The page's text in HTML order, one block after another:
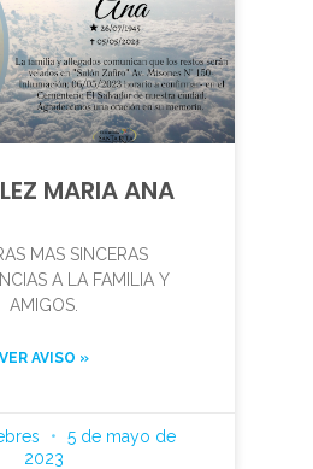
MARIA ANA
MAS SINCERAS
A LA FAMILIA Y
AMIGOS.
VER AVISO »
5 de mayo de
2023